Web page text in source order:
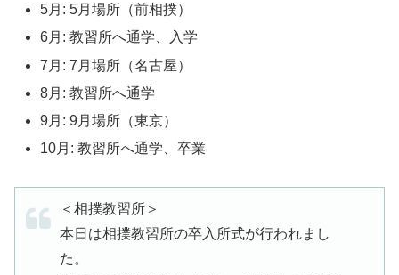
5月: 5月場所（前相撲）
6月: 教習所へ通学、入学
7月: 7月場所（名古屋）
8月: 教習所へ通学
9月: 9月場所（東京）
10月: 教習所へ通学、卒業
＜相撲教習所＞
本日は相撲教習所の卒入所式が行われまし
た。